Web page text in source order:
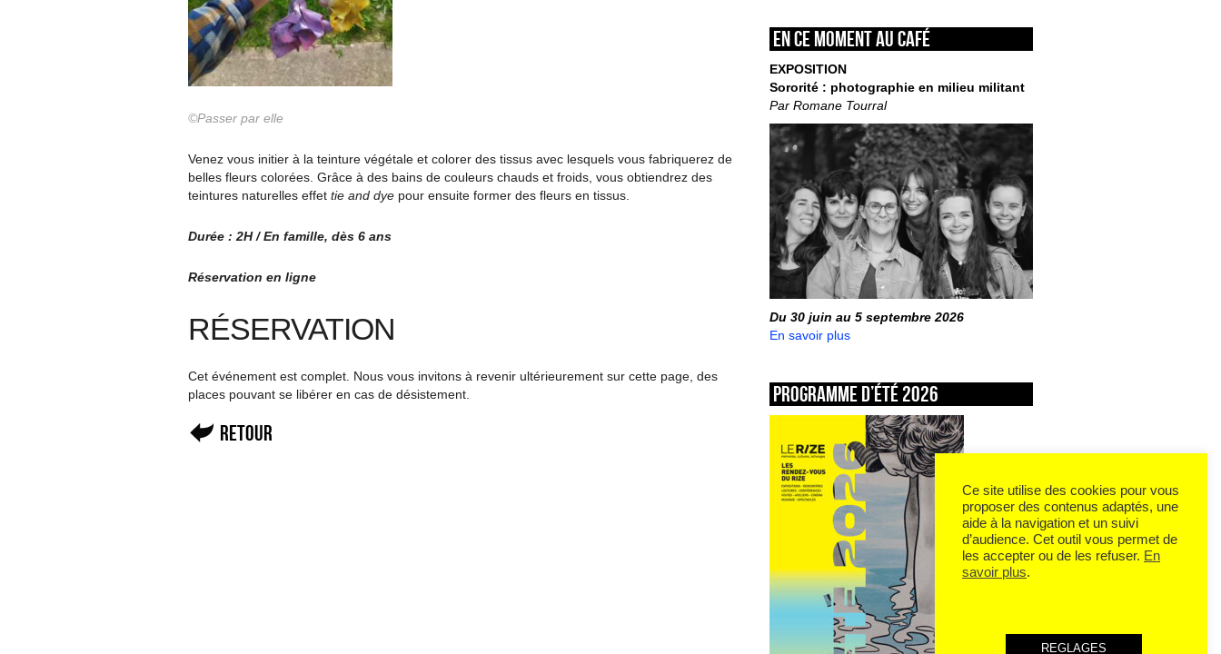
©Passer par elle
Venez vous initier à la teinture végétale et colorer des tissus avec lesquels vous fabriquerez de
belles fleurs colorées. Grâce à des bains de couleurs chauds et froids, vous obtiendrez des
teintures naturelles effet tie and dye pour ensuite former des fleurs en tissus.
Durée : 2H / En famille, dès 6 ans
Réservation en ligne
RÉSERVATION
Cet événement est complet. Nous vous invitons à revenir ultérieurement sur cette page, des
places pouvant se libérer en cas de désistement.
Retour
En ce moment au café
EXPOSITION
Sororité : photographie en milieu militant
Par Romane Tourral
Du 30 juin au 5 septembre 2026
En savoir plus
Programme d’été 2026
Ce site utilise des cookies pour vous
proposer des contenus adaptés, une
aide à la navigation et un suivi
d’audience. Cet outil vous permet de
les accepter ou de les refuser. En
savoir plus.
REGLAGES